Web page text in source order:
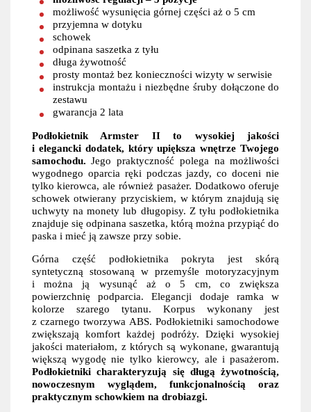
możliwość wysunięcia górnej części aż o 5 cm
przyjemna w dotyku
schowek
odpinana saszetka z tyłu
długa żywotność
prosty montaż bez konieczności wizyty w serwisie
instrukcja montażu i niezbędne śruby dołączone do
zestawu
gwarancja 2 lata
Podłokietnik Armster II to wysokiej jakości
i elegancki dodatek, który upiększa wnętrze Twojego
samochodu. Jego praktyczność polega na możliwości
wygodnego oparcia ręki podczas jazdy, co doceni nie
tylko kierowca, ale również pasażer. Dodatkowo oferuje
schowek otwierany przyciskiem, w którym znajdują się
uchwyty na monety lub długopisy. Z tyłu podłokietnika
znajduje się odpinana saszetka, którą można przypiąć do
paska i mieć ją zawsze przy sobie.
Górna część podłokietnika pokryta jest skórą
syntetyczną stosowaną w przemyśle motoryzacyjnym
i można ją wysunąć aż o 5 cm, co zwiększa
powierzchnię podparcia. Elegancji dodaje ramka w
kolorze szarego tytanu. Korpus wykonany jest
z czarnego tworzywa ABS. Podłokietniki samochodowe
zwiększają komfort każdej podróży. Dzięki wysokiej
jakości materiałom, z których są wykonane, gwarantują
większą wygodę nie tylko kierowcy, ale i pasażerom.
Podłokietniki charakteryzują się długą żywotnością,
nowoczesnym wyglądem, funkcjonalnością oraz
praktycznym schowkiem na drobiazgi.